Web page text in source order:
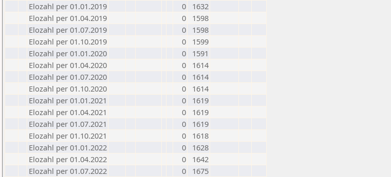
Elozahl per 01.01.2019
0
1632
Elozahl per 01.04.2019
0
1598
Elozahl per 01.07.2019
0
1598
Elozahl per 01.10.2019
0
1599
Elozahl per 01.01.2020
0
1591
Elozahl per 01.04.2020
0
1614
Elozahl per 01.07.2020
0
1614
Elozahl per 01.10.2020
0
1614
Elozahl per 01.01.2021
0
1619
Elozahl per 01.04.2021
0
1619
Elozahl per 01.07.2021
0
1619
Elozahl per 01.10.2021
0
1618
Elozahl per 01.01.2022
0
1628
Elozahl per 01.04.2022
0
1642
Elozahl per 01.07.2022
0
1675